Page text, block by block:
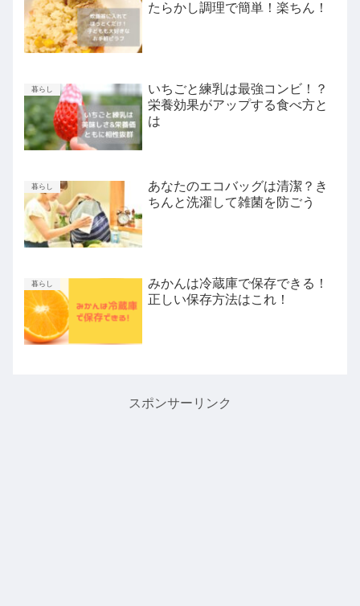
たらかし調理で簡単！楽ちん！
暮らし
いちごと練乳は最強コンビ！？
栄養効果がアップする食べ方と
は
暮らし
あなたのエコバッグは清潔？き
ちんと洗濯して雑菌を防ごう
暮らし
みかんは冷蔵庫で保存できる！
正しい保存方法はこれ！
スポンサーリンク